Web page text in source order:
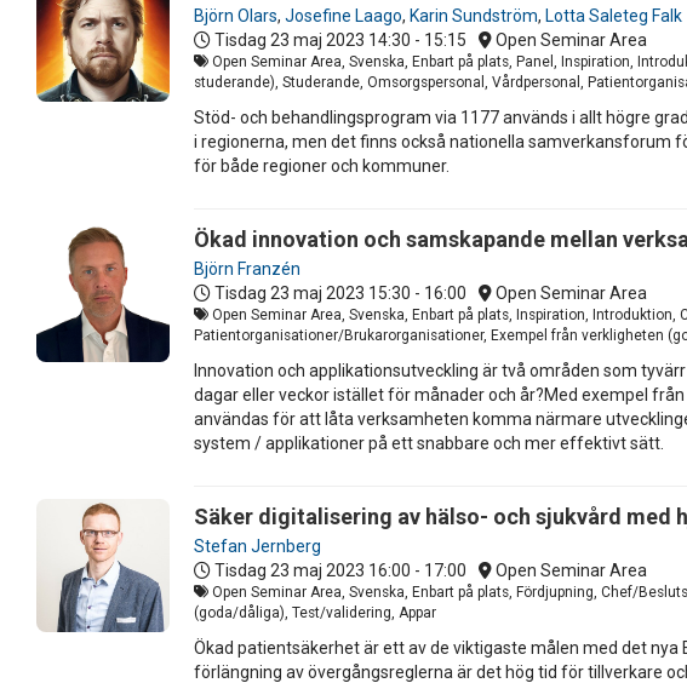
Björn Olars, Josefine Laago, Karin Sundström, Lotta Saleteg Falk
Tisdag 23 maj 2023 14:30 - 15:15 Open Seminar Area
Open Seminar Area, Svenska, Enbart på plats, Panel, Inspiration,
studerande), Studerande, Omsorgspersonal, Vårdpersonal,
Stöd- och behandlingsprogram via 1177 används i allt högre
i regionerna, men det finns också nationella samverkansforum
för både regioner och kommuner.
Ökad innovation och samskapande mellan
Björn Franzén
Tisdag 23 maj 2023 15:30 - 16:00 Open Seminar Area
Open Seminar Area, Svenska, Enbart på plats, Inspiration,
Patientorganisationer/Brukarorganisationer, Exempel från verkligheten
Innovation och applikationsutveckling är två områden som
dagar eller veckor istället för månader och år?Med exempel
användas för att låta verksamheten komma närmare
system / applikationer på ett snabbare och mer effektivt sätt.
Säker digitalisering av hälso- och sjukvård med
Stefan Jernberg
Tisdag 23 maj 2023 16:00 - 17:00 Open Seminar Area
Open Seminar Area, Svenska, Enbart på plats, Fördjupning, Chef/
(goda/dåliga), Test/validering, Appar
Ökad patientsäkerhet är ett av de viktigaste målen med det
förlängning av övergångsreglerna är det hög tid för tillverkare